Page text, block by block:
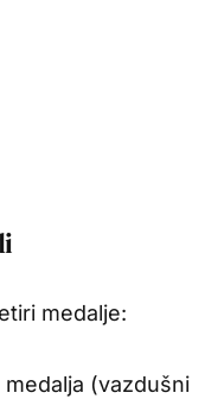
medalje:
medalja (vazdušni